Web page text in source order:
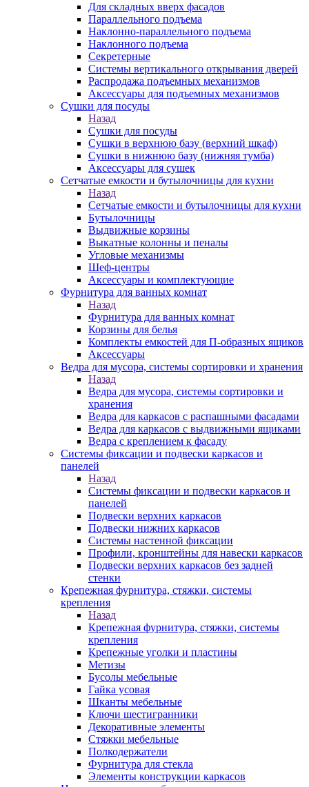
Для складных вверх фасадов
Параллельного подъема
Наклонно-параллельного подъема
Наклонного подъема
Секретерные
Системы вертикального открывания дверей
Распродажа подъемных механизмов
Аксессуары для подъемных механизмов
Сушки для посуды
Назад
Сушки для посуды
Сушки в верхнюю базу (верхний шкаф)
Сушки в нижнюю базу (нижняя тумба)
Аксессуары для сушек
Сетчатые емкости и бутылочницы для кухни
Назад
Сетчатые емкости и бутылочницы для кухни
Бутылочницы
Выдвижные корзины
Выкатные колонны и пеналы
Угловые механизмы
Шеф-центры
Аксессуары и комплектующие
Фурнитура для ванных комнат
Назад
Фурнитура для ванных комнат
Корзины для белья
Комплекты емкостей для П-образных ящиков
Аксессуары
Ведра для мусора, системы сортировки и хранения
Назад
Ведра для мусора, системы сортировки и
хранения
Ведра для каркасов с распашными фасадами
Ведра для каркасов с выдвижными ящиками
Ведра с креплением к фасаду
Системы фиксации и подвески каркасов и
панелей
Назад
Системы фиксации и подвески каркасов и
панелей
Подвески верхних каркасов
Подвески нижних каркасов
Системы настенной фиксации
Профили, кронштейны для навески каркасов
Подвески верхних каркасов без задней
стенки
Крепежная фурнитура, стяжки, системы
крепления
Назад
Крепежная фурнитура, стяжки, системы
крепления
Крепежные уголки и пластины
Метизы
Бусолы мебельные
Гайка усовая
Шканты мебельные
Ключи шестигранники
Декоративные элементы
Стяжки мебельные
Полкодержатели
Фурнитура для стекла
Элементы конструкции каркасов